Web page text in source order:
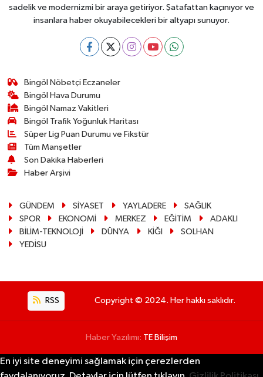
sadelik ve modernizmi bir araya getiriyor. Şatafattan kaçınıyor ve
insanlara haber okuyabilecekleri bir altyapı sunuyor.
Bingöl Nöbetçi Eczaneler
Bingöl Hava Durumu
Bingöl Namaz Vakitleri
Bingöl Trafik Yoğunluk Haritası
Süper Lig Puan Durumu ve Fikstür
Tüm Manşetler
Son Dakika Haberleri
Haber Arşivi
GÜNDEM SİYASET YAYLADERE
SAĞLIK
SPOR
EKONOMİ MERKEZ EĞİTİM
ADAKLI
BİLİM-TEKNOLOJİ
DÜNYA KİĞI
SOLHAN
YEDİSU
RSS Copyright © 2024. Her hakkı saklıdır.
Haber Yazılımı: TE Bilişim
En iyi site deneyimi sağlamak için çerezlerden